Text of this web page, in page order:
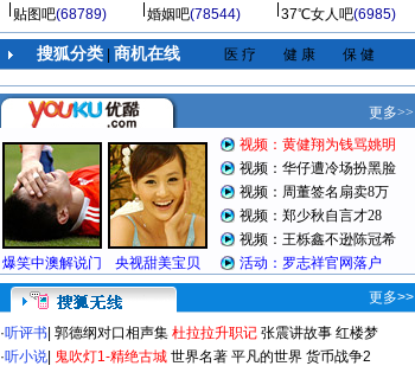
贴图吧(68789) 婚姻吧(78544) 37℃女人吧(6985)
搜狐分类| 商机在线 医 疗 健 康 保 健
更多>>
·听评书 郭德纲对口相声集 杜拉拉升职记 张震讲故事 红楼梦
·听小说 鬼吹灯1-精绝古城 世界名著 平凡的世界 货币战争2